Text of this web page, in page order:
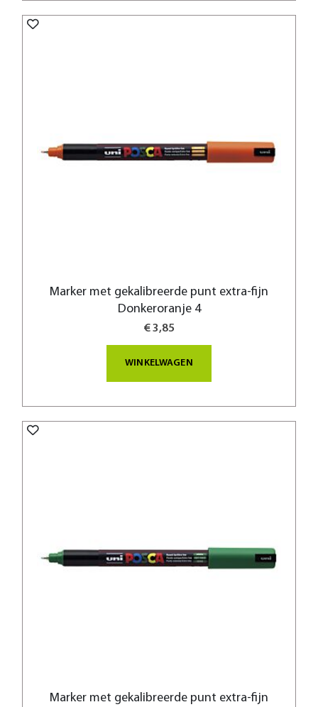
Marker met gekalibreerde punt extra-fijn
Donkeroranje 4
€ 3,85
WINKELWAGEN
Marker met gekalibreerde punt extra-fijn